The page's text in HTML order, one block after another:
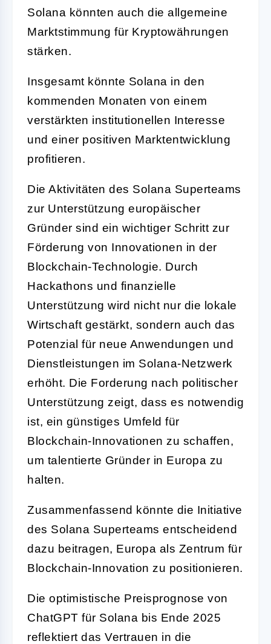
Solana könnten auch die allgemeine
Marktstimmung für Kryptowährungen
stärken.
Insgesamt könnte Solana in den
kommenden Monaten von einem
verstärkten institutionellen Interesse
und einer positiven Marktentwicklung
profitieren.
Die Aktivitäten des Solana Superteams
zur Unterstützung europäischer
Gründer sind ein wichtiger Schritt zur
Förderung von Innovationen in der
Blockchain-Technologie. Durch
Hackathons und finanzielle
Unterstützung wird nicht nur die lokale
Wirtschaft gestärkt, sondern auch das
Potenzial für neue Anwendungen und
Dienstleistungen im Solana-Netzwerk
erhöht. Die Forderung nach politischer
Unterstützung zeigt, dass es notwendig
ist, ein günstiges Umfeld für
Blockchain-Innovationen zu schaffen,
um talentierte Gründer in Europa zu
halten.
Zusammenfassend könnte die Initiative
des Solana Superteams entscheidend
dazu beitragen, Europa als Zentrum für
Blockchain-Innovation zu positionieren.
Die optimistische Preisprognose von
ChatGPT für Solana bis Ende 2025
reflektiert das Vertrauen in die